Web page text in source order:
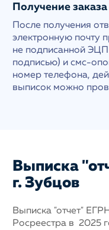
Получение заказа
После получения
электронную почту
не подписанной
подписью) и смс-
номер телефона,
выписок можно
Выписка
г. Зубцов
Выписка "отчет"
Росреестра в 2025